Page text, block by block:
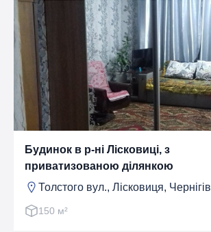
Будинок в р-ні Лісковиці, з
приватизованою ділянкою
Толстого вул., Лiсковиця, Чернігів
150 м²